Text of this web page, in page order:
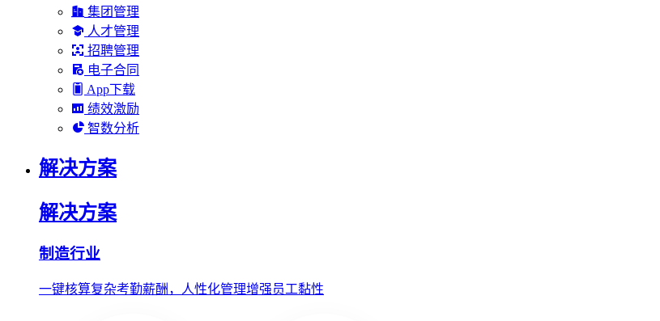
集团管理
人才管理
招聘管理
电子合同
App下载
绩效激励
智数分析
解决方案
解决方案
制造行业
一键核算复杂考勤薪酬，人性化管理增强员工黏性